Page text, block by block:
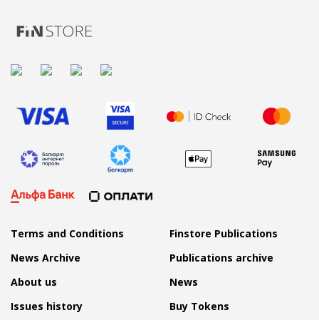
Terms and Conditions
Finstore Publications
News Archive
Publications archive
About us
News
Issues history
Buy Tokens